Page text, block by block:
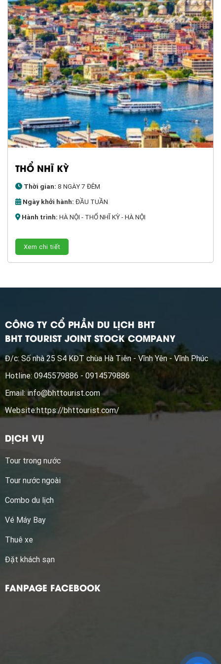
THỔ NHĨ KỲ
Thời gian: 8 NGÀY 7 ĐÊM
Ngày khởi hành: ĐẦU TUẦN
Hành trình: HÀ NỘI - THỔ NHĨ KỲ - HÀ NỘI
Xem chi tiết
CÔNG TY CỔ PHẦN DU LỊCH BHT
BHT TOURIST JOINT STOCK COMPANY
Đ/c: Số nhà 25 S4 KĐT chùa Hà Tiên - Vĩnh Yên - Vĩnh Phúc
Hotline: 0945579886 - 0914579886
Email: info@bhttourist.com
Website:https://bhttourist.com/
DỊCH VỤ
Tour trong nước
Tour nước ngoài
Combo du lịch
Vé Máy Bay
Thuê xe
Đặt khách sạn
FANPAGE FACEBOOK